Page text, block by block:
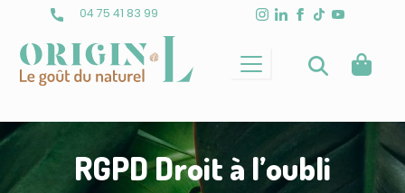
content
04 75 41 83 99
RGPD Droit à l’oubli